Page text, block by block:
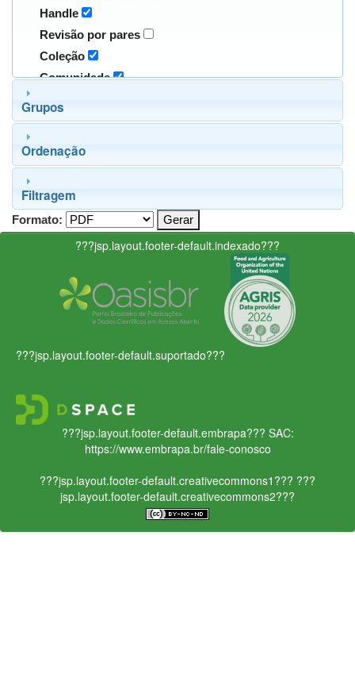
Handle
Revisão por pares
Coleção
Comunidade
Grupos
Ordenação
Filtragem
Formato:
???jsp.layout.footer-default.indexado???
???jsp.layout.footer-default.suportado???
???jsp.layout.footer-default.embrapa??? SAC:
https://www.embrapa.br/fale-conosco
???jsp.layout.footer-default.creativecommons1??? ???
jsp.layout.footer-default.creativecommons2???